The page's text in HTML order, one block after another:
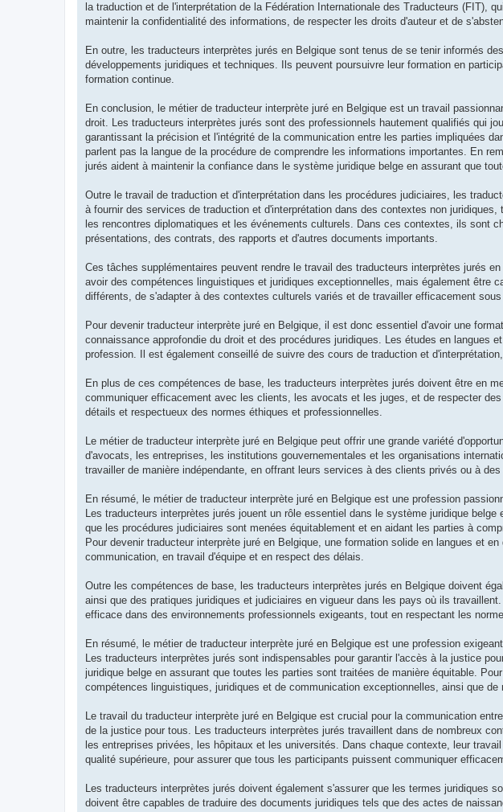
la traduction et de l'interprétation de la Fédération Internationale des Traducteurs (FIT),
maintenir la confidentialité des informations, de respecter les droits d'auteur et de
En outre, les traducteurs interprètes jurés en Belgique sont tenus de se tenir informés
développements juridiques et techniques. Ils peuvent poursuivre leur formation en
formation continue.
En conclusion, le métier de traducteur interprète juré en Belgique est un travail
droit. Les traducteurs interprètes jurés sont des professionnels hautement qualifiés qui
garantissant la précision et l'intégrité de la communication entre les parties impliquées
parlent pas la langue de la procédure de comprendre les informations importantes. En
jurés aident à maintenir la confiance dans le système juridique belge en assurant que
Outre le travail de traduction et d'interprétation dans les procédures judiciaires, les
à fournir des services de traduction et d'interprétation dans des contextes non
les rencontres diplomatiques et les événements culturels. Dans ces contextes, ils sont
présentations, des contrats, des rapports et d'autres documents importants.
Ces tâches supplémentaires peuvent rendre le travail des traducteurs interprètes jurés
avoir des compétences linguistiques et juridiques exceptionnelles, mais également être
différents, de s'adapter à des contextes culturels variés et de travailler efficacement
Pour devenir traducteur interprète juré en Belgique, il est donc essentiel d'avoir une
connaissance approfondie du droit et des procédures juridiques. Les études en langues
profession. Il est également conseillé de suivre des cours de traduction et
En plus de ces compétences de base, les traducteurs interprètes jurés doivent être en
communiquer efficacement avec les clients, les avocats et les juges, et de respecter
détails et respectueux des normes éthiques et professionnelles.
Le métier de traducteur interprète juré en Belgique peut offrir une grande variété
d'avocats, les entreprises, les institutions gouvernementales et les organisations
travailler de manière indépendante, en offrant leurs services à des clients privés ou à des
En résumé, le métier de traducteur interprète juré en Belgique est une profession
Les traducteurs interprètes jurés jouent un rôle essentiel dans le système juridique
que les procédures judiciaires sont menées équitablement et en aidant les parties à
Pour devenir traducteur interprète juré en Belgique, une formation solide en langues et
communication, en travail d'équipe et en respect des délais.
Outre les compétences de base, les traducteurs interprètes jurés en Belgique doivent
ainsi que des pratiques juridiques et judiciaires en vigueur dans les pays où ils
efficace dans des environnements professionnels exigeants, tout en respectant les
En résumé, le métier de traducteur interprète juré en Belgique est une profession
Les traducteurs interprètes jurés sont indispensables pour garantir l'accès à la justice
juridique belge en assurant que toutes les parties sont traitées de manière équitable.
compétences linguistiques, juridiques et de communication exceptionnelles, ainsi que
Le travail du traducteur interprète juré en Belgique est crucial pour la communication
de la justice pour tous. Les traducteurs interprètes jurés travaillent dans de nombreux
les entreprises privées, les hôpitaux et les universités. Dans chaque contexte, leur
qualité supérieure, pour assurer que tous les participants puissent communiquer
Les traducteurs interprètes jurés doivent également s'assurer que les termes juridiques
doivent être capables de traduire des documents juridiques tels que des actes de